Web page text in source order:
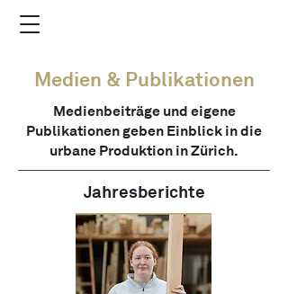
Medien & Publikationen
Medienbeiträge und eigene
Publikationen geben Einblick in die
urbane Produktion in Zürich.
Jahresberichte